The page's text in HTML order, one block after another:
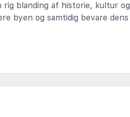
blanding af historie, kultur og
byen og samtidig bevare dens